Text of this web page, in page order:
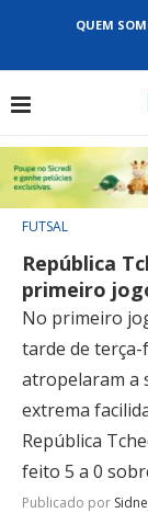
QUEM
FUTSAL
República
primeiro
No primeiro
tarde de terça-
atropelaram a
extrema
República
feito 5 a 0
Publicado por